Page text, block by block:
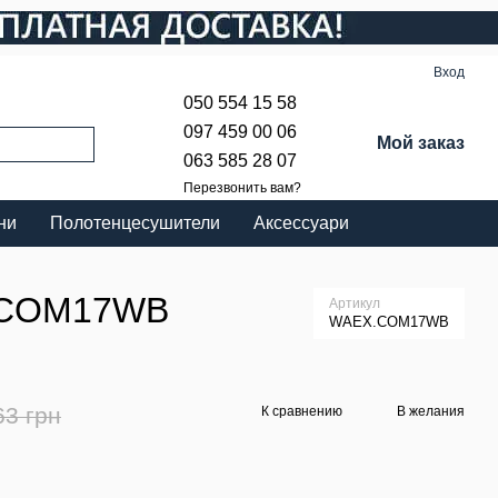
Вход
050 554 15 58
097 459 00 06
063 585 28 07
Перезвонить вам?
Мой заказ
Полотенцесушители Аксессуари
Артикул
WAEX.COM17WB
грн К сравнению В желания